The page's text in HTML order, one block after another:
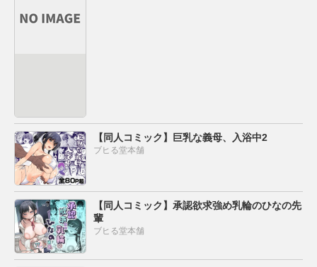
【同人コミック】巨乳な義母、入浴中2
ブヒる堂本舗
【同人コミック】承認欲求強め乳輪のひなの先
輩
ブヒる堂本舗